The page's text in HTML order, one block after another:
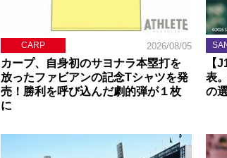
CARP 2026/08/05
カープ、自身初のサヨナラ本塁打を
放ったファビアンの記念Tシャツを発
売！勝利を呼び込んだ劇的弾が１枚
に
【
表
の